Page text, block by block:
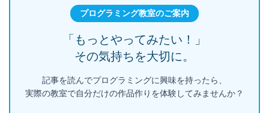
プログラミング教室のご案内
「もっとやってみたい！」
その気持ちを大切に。
記事を読んでプログラミングに興味を持ったら、
実際の教室で自分だけの作品作りを体験してみませんか？